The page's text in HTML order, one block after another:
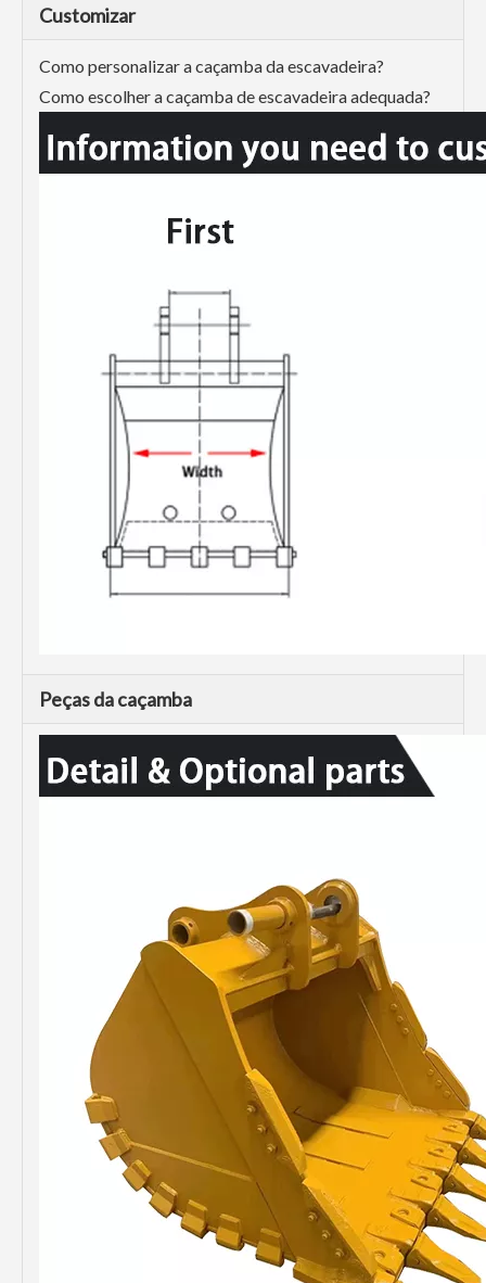
Customizar
Como personalizar a caçamba da escavadeira?
Como escolher a caçamba de escavadeira adequada?
Peças da caçamba